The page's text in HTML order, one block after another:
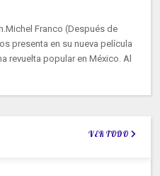
Franco (Después de
presenta en su nueva película
revuelta popular en México. Al
VER TODO